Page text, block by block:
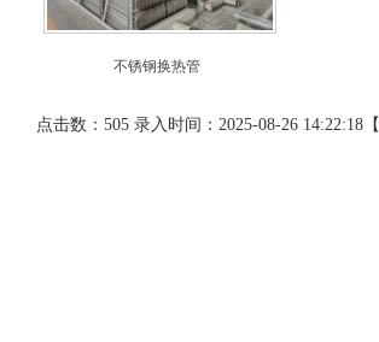
不锈钢换热管
点击数：505 录入时间：2025-08-26 14:22:18【